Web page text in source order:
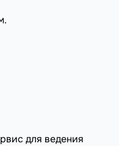
для ведения